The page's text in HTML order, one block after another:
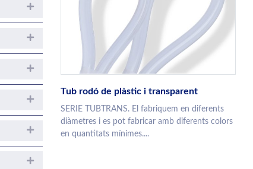
Tub rodó de plàstic i transparent
SERIE TUBTRANS. El fabriquem en diferents
diàmetres i es pot fabricar amb diferents colors
en quantitats mínimes....